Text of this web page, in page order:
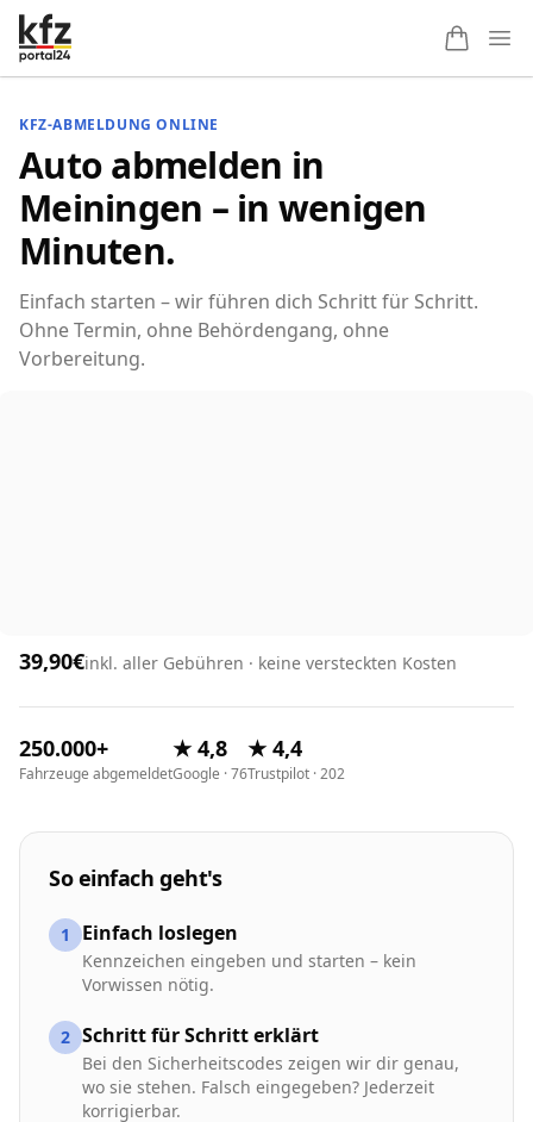
KFZ-ABMELDUNG ONLINE
Auto abmelden in
Meiningen – in wenigen
Minuten.
Einfach starten – wir führen dich Schritt für Schritt.
Ohne Termin, ohne Behördengang, ohne
Vorbereitung.
39,90€inkl. aller Gebühren · keine versteckten Kosten
250.000+
Fahrzeuge abgemeldet
★ 4,8
Google · 76
★ 4,4
Trustpilot · 202
So einfach geht's
1 Einfach loslegen
Kennzeichen eingeben und starten – kein
Vorwissen nötig.
2 Schritt für Schritt erklärt
Bei den Sicherheitscodes zeigen wir dir genau,
wo sie stehen. Falsch eingegeben? Jederzeit
korrigierbar.